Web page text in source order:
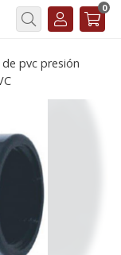
Buscar
0
pvc presión